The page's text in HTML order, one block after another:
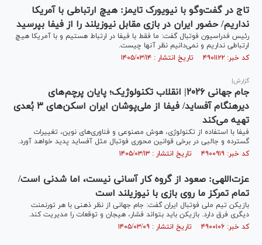
تاج در گفت‌و‌گو با نیویورک تایمز: هیچ ارتباطی با آمریکا
نداریم/ حضور ایران در بازی مقابل نیوزیلند را از فیفا بپرسید
رئیس فدراسیون فوتبال گفت: ما فقط با فیفا در ارتباط هستیم و با آمریکا هیچ
ارتباطی نداریم و نمی‌دانیم نظر آنها چیست.
کد خبر: ۴۹۰۱۱۲۲ تاریخ انتشار : ۱۴۰۵/۰۳/۱۴
گزارش|
جام جهانی ۲۰۲۶| انقلاب تکنولوژیک؛ پایان پرچم‌های
دیرهنگام آفساید/ فیفا از ملی‌پوشان ایران اسکن‌های ۳ بُعدی
تهیه می‌کند
فیفا با استفاده از تکنولوژی، هوش مصنوعی و فناوری‌های نوین، تغییرات
گسترده و جالبی در برخی قوانین محوری فوتبال مثل آفساید پدید خواهد آورد.
کد خبر: ۴۹۰۰۹۱۹ تاریخ انتشار : ۱۴۰۵/۰۳/۱۳
عزت‌اللهی: صعود از گروه کار آسانی نیست، اما شدنی است/
تمام تمرکز ما روی بازی با نیوزیلند است
بازیکن تیم ملی فوتبال ایران گفت: جام جهانی از نظر ذهنی با هر تورنمنت
دیگری فرق دارد. بازیکن باید بتواند فشار، هیجان و توقعات را مدیریت کند.
کد خبر: ۴۹۰۰۱۰۶ تاریخ انتشار : ۱۴۰۵/۰۳/۰۹